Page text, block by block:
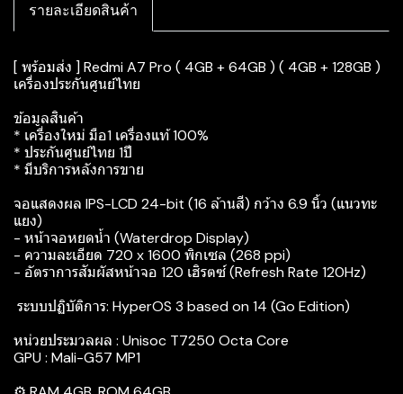
รายละเอียดสินค้า
[ พร้อมส่ง ] Redmi A7 Pro ( 4GB + 64GB ) ( 4GB + 128GB )
เครื่องประกันศูนย์ไทย
ข้อมูลสินค้า
* เครื่องใหม่ มือ1 เครื่องแท้ 100%
* ประกันศูนย์ไทย 1ปี
* มีบริการหลังการขาย
จอแสดงผล IPS-LCD 24-bit (16 ล้านสี) กว้าง 6.9 นิ้ว (แนวทะ
แยง)
- หน้าจอหยดน้ำ (Waterdrop Display)
- ความละเอียด 720 x 1600 พิกเซล (268 ppi)
- อัตราการสัมผัสหน้าจอ 120 เฮิรตซ์ (Refresh Rate 120Hz)
‍ ระบบปฏิบัติการ: HyperOS 3 based on 14 (Go Edition)
หน่วยประมวลผล : Unisoc T7250 Octa Core
GPU : Mali-G57 MP1